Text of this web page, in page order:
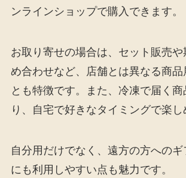
ンラインショップで購入できます。
お取り寄せの場合は、セット販売
め合わせなど、店舗とは異なる商品
とも特徴です。また、冷凍で届く
り、自宅で好きなタイミングで楽し
自分用だけでなく、遠方の方への
にも利用しやすい点も魅力です。